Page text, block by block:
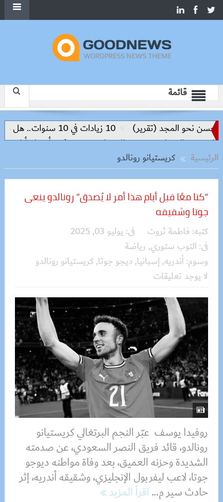
قائمة
10 زيادات في 10 سنوات.. هل حان الوقت لرفع دعم البنزين نهائيا؟
وزيرة الإسكان تسرّع توفيق أوضاع أراضي الشروق والعبور
الرئيسية
كريستيانو رونالدو
“كنا معًا قبل أيام هذا أمر لا يُصدق” رونالدو ينعى
جوتا وشقيقه
كتبه: فاطمة ثروت فى: يوليو 03, 2025
فى: التوب ستوري, رياضة
وسوم:أندريه, إسبانيا, ديجو جوتا,كريستيانو رونالدو
لا يوجد تعليقات
روفيدا يوسف عبّر النجم البرتغالي كريستيانو
رونالدو، قائد فريق النصر السعودي، عن صدمته
الشديدة وحزنه العميق، بعد وفاة مواطنه ديوجو
جوتا، لاعب ليفربول الإنجليزي، وشقيقه أندريه، إثر
حادث سير م...اقرأ المزيد